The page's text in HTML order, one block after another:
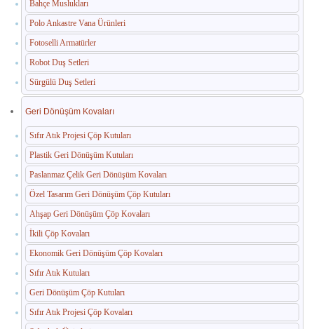
Bahçe Muslukları
Polo Ankastre Vana Ürünleri
Fotoselli Armatürler
Robot Duş Setleri
Sürgülü Duş Setleri
Geri Dönüşüm Kovaları
Sıfır Atık Projesi Çöp Kutuları
Plastik Geri Dönüşüm Kutuları
Paslanmaz Çelik Geri Dönüşüm Kovaları
Özel Tasarım Geri Dönüşüm Çöp Kutuları
Ahşap Geri Dönüşüm Çöp Kovaları
İkili Çöp Kovaları
Ekonomik Geri Dönüşüm Çöp Kovaları
Sıfır Atık Kutuları
Geri Dönüşüm Çöp Kutuları
Sıfır Atık Projesi Çöp Kovaları